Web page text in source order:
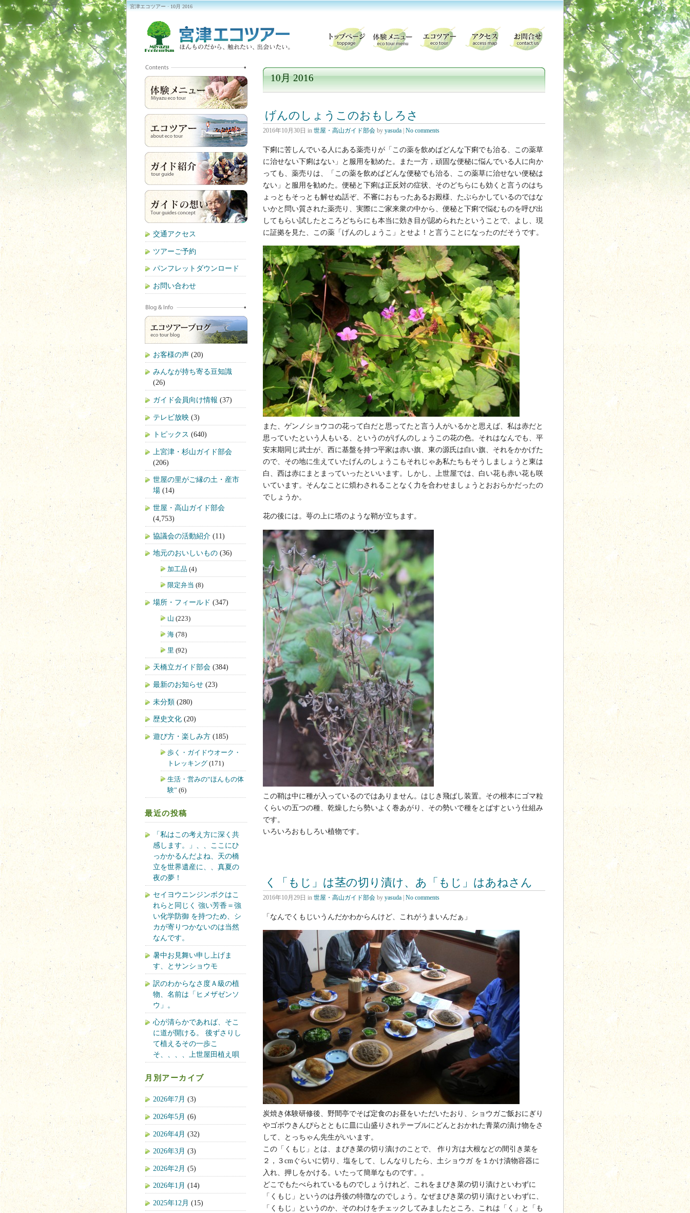
宮津エコツアー · 10月 2016
10月 2016
げんのしょうこのおもしろさ
2016年10月30日 in 世屋・高山ガイド部会 by yasuda No comments
下痢に苦しんでいる人にある薬売りが「この薬を飲めばどんな下痢でも治る、この薬草
に治せない下痢はない」と服用を勧めた。また一方，頑固な便秘に悩んでいる人に向か
っても、薬売りは、「この薬を飲めばどんな便秘でも治る、この薬草に治せない便秘は
ない」と服用を勧めた。便秘と下痢は正反対の症状、そのどちらにも効くと言うのはち
ょっともそっとも解せぬ話ぞ、不審におもったあるお殿様、たぶらかしているのではな
いかと問い質された薬売り、実際にご家来衆の中から、便秘と下痢で悩むものを呼び出
してもらい試したところどちらにも本当に効き目が認められたということで、よし、現
に証拠を見た、この薬「げんのしょうこ」とせよ！と言うことになったのだそうです。
また、ゲンノショウコの花って白だと思ってたと言う人がいるかと思えば、私は赤だと
思っていたという人もいる、というのがげんのしょうこの花の色。それはなんでも、平
安末期同じ武士が、西に基盤を持つ平家は赤い旗、東の源氏は白い旗、それをかかげた
ので、その地に生えていたげんのしょうこもそれじゃあ私たちもそうしましょうと東は
白、西は赤にまとまっていったといいます。しかし、上世屋では、白い花も赤い花も咲
いています。そんなことに煩わされることなく力を合わせましょうとおおらかだったの
でしょうか。
花の後には。萼の上に塔のような鞘が立ちます。
この鞘は中に種が入っているのではありません。はじき飛ばし装置。その根本にゴマ粒
くらいの五つの種、乾燥したら勢いよく巻あがり、その勢いで種をとばすという仕組み
です。
いろいろおもしろい植物です。
く「もじ」は茎の切り漬け、あ「もじ」はあねさん
2016年10月29日 in 世屋・高山ガイド部会 by yasuda No comments
「なんでくもじいうんだかわからんけど、これがうまいんだぁ」
炭焼き体験研修後、野間亭でそば定食のお昼をいただいたおり、ショウガご飯おにぎり
やゴボウきんぴらとともに皿に山盛りされテーブルにどんとおかれた青菜の漬け物をさ
して、とっちゃん先生がいいます。
この「くもじ」とは、まびき菜の切り漬けのことで、 作り方は大根などの間引き菜を
２，３cmぐらいに切り、塩をして、しんなりしたら、土ショウガ を１かけ漬物容器に
入れ、押しをかける。いたって簡単なものです。。
どこでもたべられているものでしょうけれど、これをまびき菜の切り漬けといわずに
「くもじ」というのは丹後の特徴なのでしょう。なぜまびき菜の切り漬けといわずに、
「くもじ」というのか、そのわけをチェックしてみましたところ、これは「く」と「も
交通アクセス
ツアーご予約
パンフレットダウンロード
お問い合わせ
お客様の声 (20)
みんなが持ち寄る豆知識
(26)
ガイド会員向け情報 (37)
テレビ放映 (3)
トピックス (640)
上宮津・杉山ガイド部会
(206)
世屋の里がご縁の土・産市
場 (14)
世屋・高山ガイド部会
(4,753)
協議会の活動紹介 (11)
地元のおいしいもの (36)
加工品 (4)
限定弁当 (8)
場所・フィールド (347)
山 (223)
海 (78)
里 (92)
天橋立ガイド部会 (384)
最新のお知らせ (23)
未分類 (280)
歴史文化 (20)
遊び方・楽しみ方 (185)
歩く・ガイドウオーク・
トレッキング (171)
生活・営みの“ほんもの体
験” (6)
最近の投稿
「私はこの考え方に深く共
感します。」、、ここにひ
っかかるんだよね、天の橋
立を世界遺産に、、真夏の
夜の夢！
セイヨウニンジンボクはこ
れらと同じく 強い芳香＝強
い化学防御 を持つため、シ
カが寄りつかないのは当然
なんです。
暑中お見舞い申し上げま
す、とサンショウモ
訳のわからなさ度Ａ級の植
物、名前は「ヒメザゼンソ
ウ」。
心が清らかであれば、そこ
に道が開ける。 後ずさりし
て植えるその一歩こ
そ、、、、上世屋田植え唄
月別アーカイブ
2026年7月 (3)
2026年5月 (6)
2026年4月 (32)
2026年3月 (3)
2026年2月 (5)
2026年1月 (14)
2025年12月 (15)